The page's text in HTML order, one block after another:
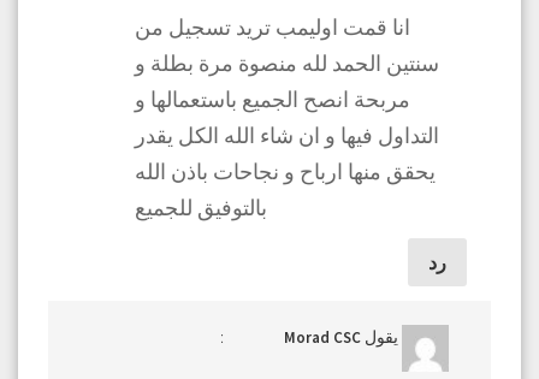
انا قمت اوليمب تريد تسجيل من
سنتين الحمد لله منصوة مرة بطلة و
مربحة انصح الجميع باستعمالها و
التداول فيها و ان شاء الله الكل يقدر
يحقق منها ارباح و نجاحات باذن الله
بالتوفيق للجميع
رد
يقول Morad CSC
: